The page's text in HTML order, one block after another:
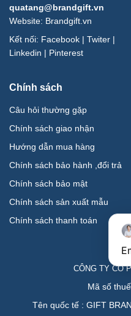
quatang@brandgift.vn
Website: Brandgift.vn
Kết nối: Facebook | Twiter |
Linkedin | Pinterest
Chính sách
Câu hỏi thường gặp
Chính sách giao nhận
Hướng dẫn mua hàng
Chính sách bảo hành ,đổi trả
Chính sách bảo mật
Chính sách sản xuất mẫu
Chính sách thanh toán
CÔNG TY CỔ
Mã số
Tên quốc tế : GIFT